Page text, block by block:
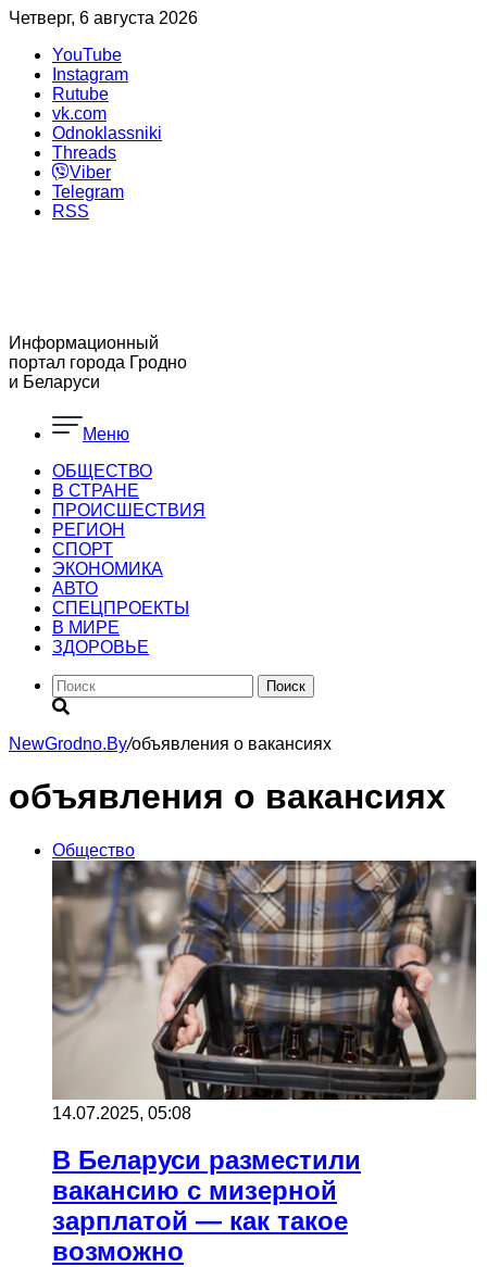
Четверг, 6 августа 2026
YouTube
Instagram
Rutube
vk.com
Odnoklassniki
Threads
Viber
Telegram
RSS
Информационный
портал города Гродно
и Беларуси
Меню
ОБЩЕСТВО
В СТРАНЕ
ПРОИСШЕСТВИЯ
РЕГИОН
CПОРТ
ЭКОНОМИКА
АВТО
СПЕЦПРОЕКТЫ
В МИРЕ
ЗДОРОВЬЕ
Поиск
NewGrodno.By/объявления о вакансиях
объявления о вакансиях
Общество
14.07.2025, 05:08
В Беларуси разместили
вакансию с мизерной
зарплатой — как такое
возможно